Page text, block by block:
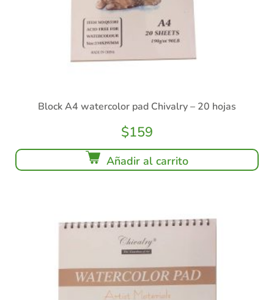
Block A4 watercolor pad Chivalry – 20 hojas
$159
Añadir al carrito